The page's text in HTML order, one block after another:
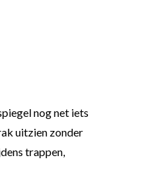
nog net iets
uitzien zonder
trappen,